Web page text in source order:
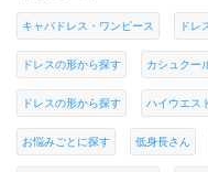
キャバドレス・ワンピース ドレ
ドレスの形から探す カシュクー
ドレスの形から探す ハイウエス
お悩みごとに探す 低身長さん